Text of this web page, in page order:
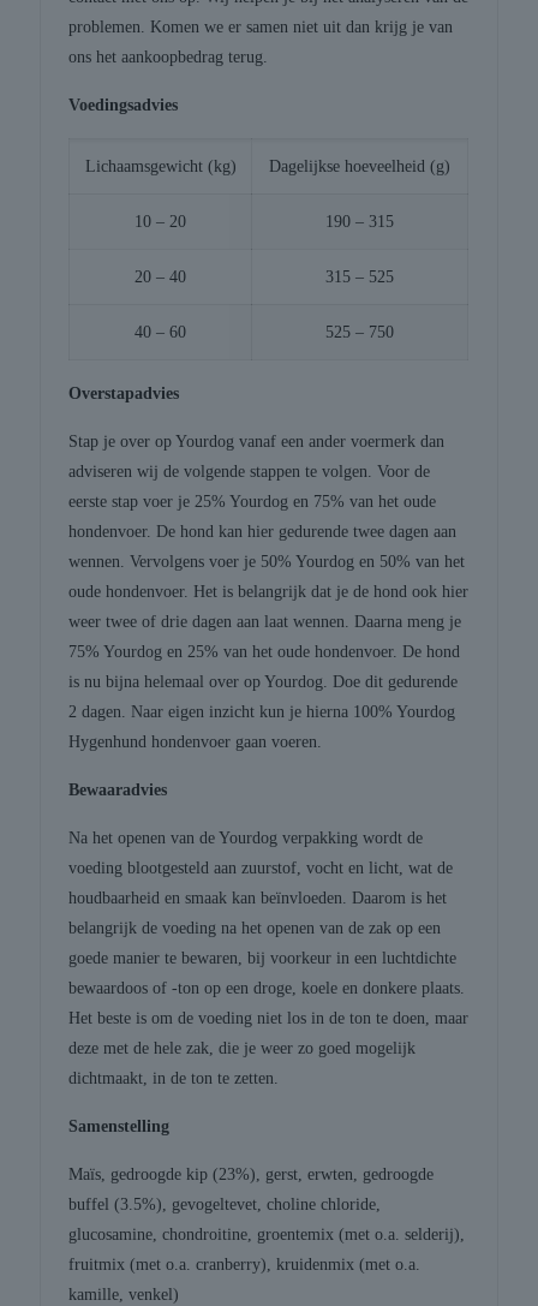
problemen. Komen we er samen niet uit dan krijg je van
ons het aankoopbedrag terug.
Voedingsadvies
Lichaamsgewicht (kg) Dagelijkse hoeveelheid (g)
10 – 20 190 – 315
20 – 40 315 – 525
40 – 60 525 – 750
Overstapadvies
Stap je over op Yourdog vanaf een ander voermerk dan
adviseren wij de volgende stappen te volgen. Voor de
eerste stap voer je 25% Yourdog en 75% van het oude
hondenvoer. De hond kan hier gedurende twee dagen aan
wennen. Vervolgens voer je 50% Yourdog en 50% van het
oude hondenvoer. Het is belangrijk dat je de hond ook hier
weer twee of drie dagen aan laat wennen. Daarna meng je
75% Yourdog en 25% van het oude hondenvoer. De hond
is nu bijna helemaal over op Yourdog. Doe dit gedurende
2 dagen. Naar eigen inzicht kun je hierna 100% Yourdog
Hygenhund hondenvoer gaan voeren.
Bewaaradvies
Na het openen van de Yourdog verpakking wordt de
voeding blootgesteld aan zuurstof, vocht en licht, wat de
houdbaarheid en smaak kan beïnvloeden. Daarom is het
belangrijk de voeding na het openen van de zak op een
goede manier te bewaren, bij voorkeur in een luchtdichte
bewaardoos of -ton op een droge, koele en donkere plaats.
Het beste is om de voeding niet los in de ton te doen, maar
deze met de hele zak, die je weer zo goed mogelijk
dichtmaakt, in de ton te zetten.
Samenstelling
Maïs, gedroogde kip (23%), gerst, erwten, gedroogde
buffel (3.5%), gevogeltevet, choline chloride,
glucosamine, chondroitine, groentemix (met o.a. selderij),
fruitmix (met o.a. cranberry), kruidenmix (met o.a.
kamille, venkel)